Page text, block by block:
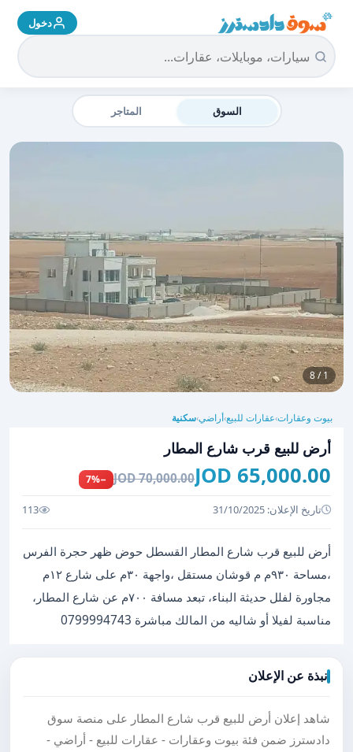
سوق دادسترز الرئيسية دخول
السوق المتاجر
1 / 8
بيوت وعقارات›عقارات للبيع›أراضي›سكنية
أرض للبيع قرب شارع المطار
65,000.00 JOD
70,000.00 JOD
−7%
تاريخ الإعلان: 31/10/2025 113
أرض للبيع قرب شارع المطار القسطل حوض ظهر حجرة الفرس
،مساحة ٩٣٠م م قوشان مستقل ،واجهة ٣٠م على شارع ١٢م
مجاورة لفلل حديثة البناء، تبعد مسافة ٧٠٠م عن شارع المطار،
مناسبة لفيلا أو شاليه من المالك مباشرة 0799994743
نبذة عن الإعلان
شاهد إعلان أرض للبيع قرب شارع المطار على منصة سوق
دادسترز ضمن فئة بيوت وعقارات - عقارات للبيع - أراضي -